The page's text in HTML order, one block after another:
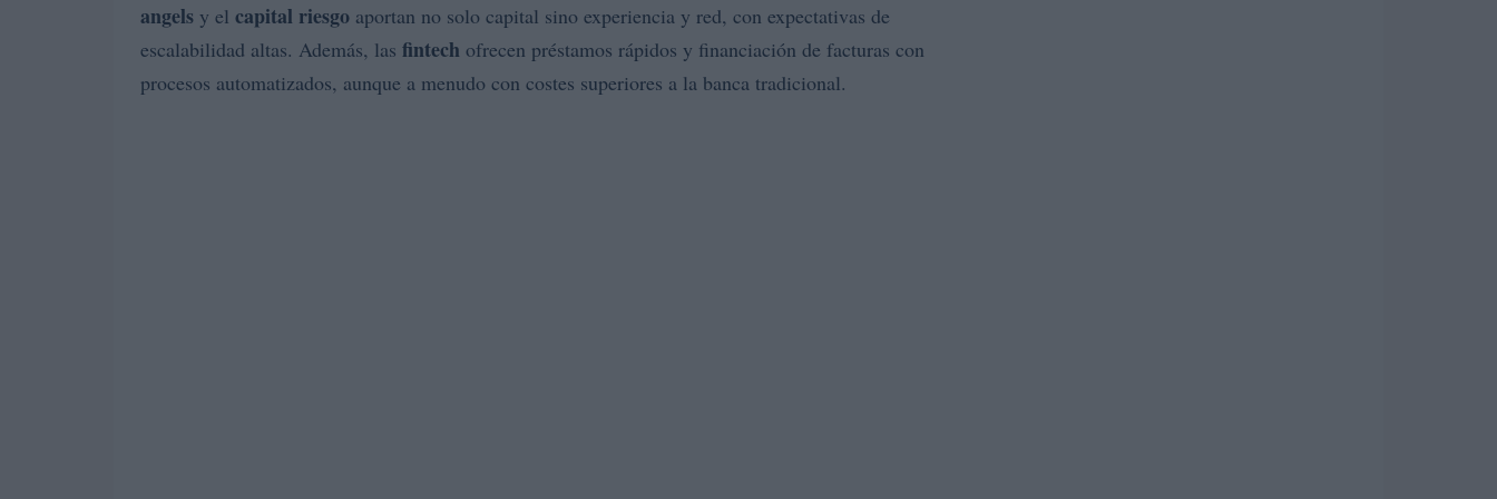
angels y el capital riesgo aportan no solo capital sino experiencia y red, con expectativas de
escalabilidad altas. Además, las fintech ofrecen préstamos rápidos y financiación de facturas con
procesos automatizados, aunque a menudo con costes superiores a la banca tradicional.